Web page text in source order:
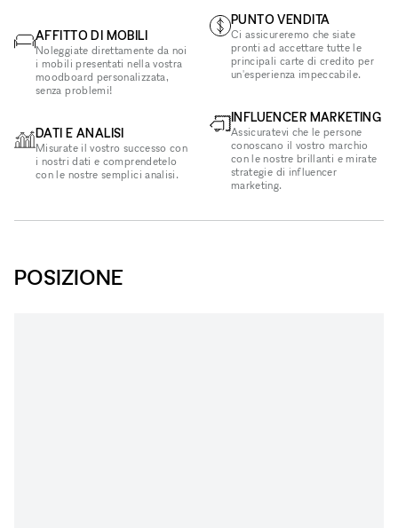
AFFITTO DI MOBILI
Noleggiate direttamente da noi
i mobili presentati nella vostra
moodboard personalizzata,
senza problemi!
DATI E ANALISI
Misurate il vostro successo con
i nostri dati e comprendetelo
con le nostre semplici analisi.
PUNTO VENDITA
Ci assicureremo che siate
pronti ad accettare tutte le
principali carte di credito per
un'esperienza impeccabile.
INFLUENCER MARKETING
Assicuratevi che le persone
conoscano il vostro marchio
con le nostre brillanti e mirate
strategie di influencer
marketing.
POSIZIONE